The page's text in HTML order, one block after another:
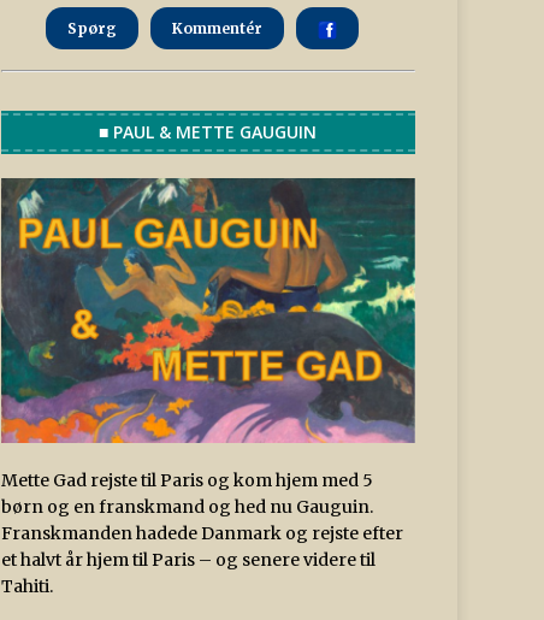
Spørg Kommentér
■ PAUL & METTE GAUGUIN
Mette Gad rejste til Paris og kom hjem med 5
børn og en franskmand og hed nu Gauguin.
Franskmanden hadede Danmark og rejste efter
et halvt år hjem til Paris – og senere videre til
Tahiti.